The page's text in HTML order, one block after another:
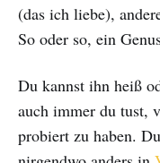
(das ich liebe),
So oder so, ein
Du kannst ihn heiß
auch immer du tust,
probiert zu haben.